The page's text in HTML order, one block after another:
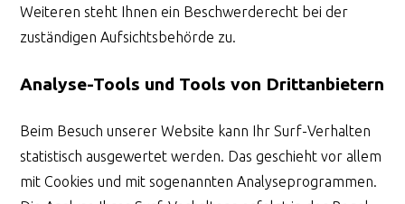
Weiteren steht Ihnen ein Beschwerderecht bei der
zuständigen Aufsichtsbehörde zu.
Analyse-Tools und Tools von Drittanbietern
Beim Besuch unserer Website kann Ihr Surf-Verhalten
statistisch ausgewertet werden. Das geschieht vor allem
mit Cookies und mit sogenannten Analyseprogrammen.